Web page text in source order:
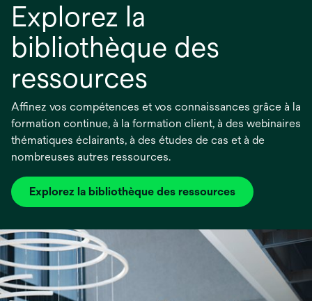
Explorez la
bibliothèque des
ressources
Affinez vos compétences et vos connaissances grâce à la
formation continue, à la formation client, à des webinaires
thématiques éclairants, à des études de cas et à de
nombreuses autres ressources.
Explorez la bibliothèque des ressources